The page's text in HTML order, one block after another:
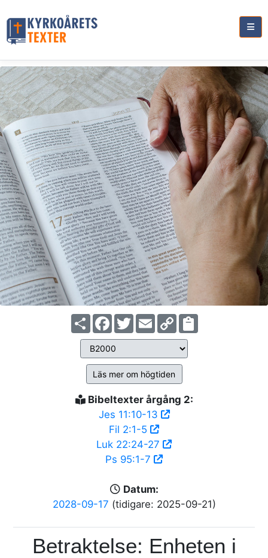
ShareFacebook
TwitterEmailCopy
Link
Läs mer om högtiden
Bibeltexter årgång 2:
Jes 11:10-13
Fil 2:1-5
Luk 22:24-27
Ps 95:1-7
Datum:
2028-09-17 (tidigare: 2025-09-21)
Betraktelse: Enheten i